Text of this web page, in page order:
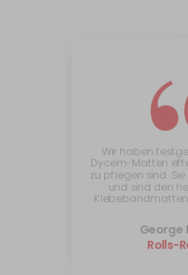
Wir haben
Dycem-Matten
zu pflegen sind.
und sind den
George
Rolls-